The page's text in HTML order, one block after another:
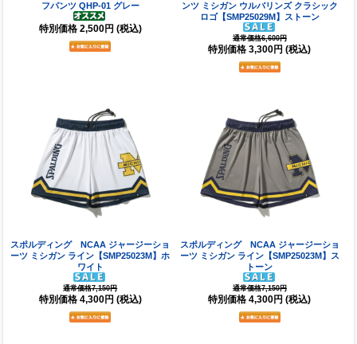
フパンツ QHP-01 グレー
特別価格 2,500円 (税込)
ンツ ミシガン ウルバリンズ クラシック
ロゴ【SMP25029M】ストーン
通常価格6,600円
特別価格 3,300円 (税込)
スポルディング NCAA ジャージーショ
ーツ ミシガン ライン【SMP25023M】ホ
ワイト
通常価格7,150円
特別価格 4,300円 (税込)
スポルディング NCAA ジャージーショ
ーツ ミシガン ライン【SMP25023M】ス
トーン
通常価格7,150円
特別価格 4,300円 (税込)